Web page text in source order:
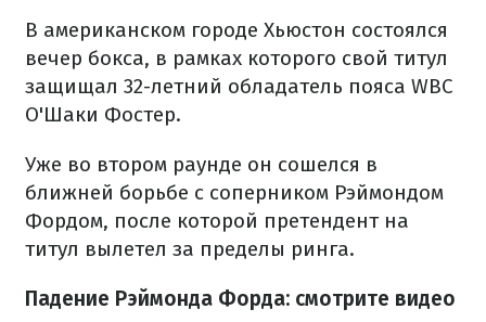
В американском городе Хьюстон состоялся
вечер бокса, в рамках которого свой титул
защищал 32-летний обладатель пояса WBC
О'Шаки Фостер.
Уже во втором раунде он сошелся в
ближней борьбе с соперником Рэймондом
Фордом, после которой претендент на
титул вылетел за пределы ринга.
Падение Рэймонда Форда: смотрите видео